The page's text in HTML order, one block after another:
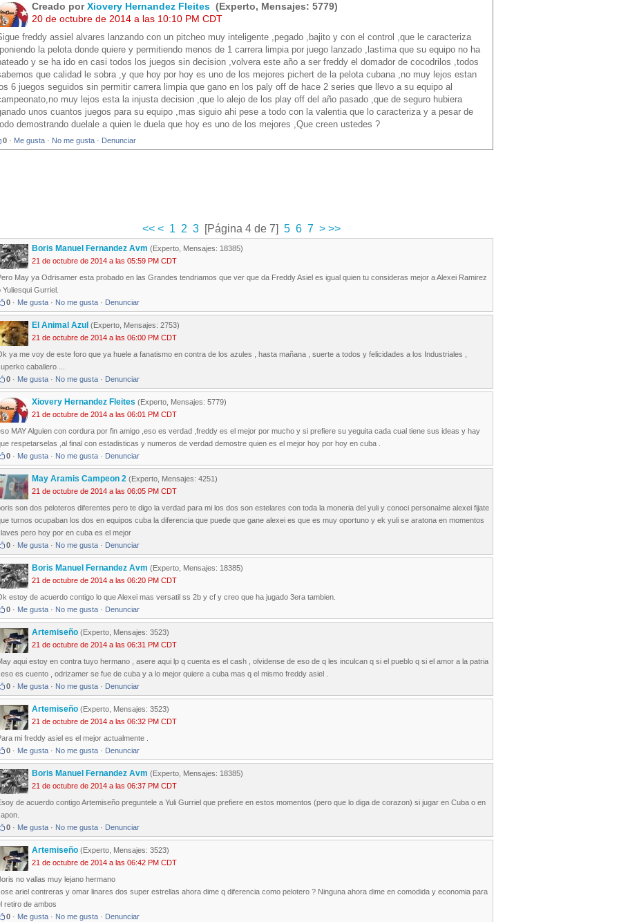
Creado porXiovery Hernandez Fleites (Experto, Mensajes: 5779)
20 de octubre de 2014 a las 10:10 PM CDT
freddy assiel alvares lanzando con un pitcheo muy inteligente ,pegado ,bajito y con el control ,que le caracteriza
la pelota donde quiere y permitiendo menos de 1 carrera limpia por juego lanzado ,lastima que su equipo no ha
y se ha ido en casi todos los juegos sin decision ,volvera este año a ser freddy el domador de cocodrilos ,todos
que calidad le sobra ,y que hoy por hoy es uno de los mejores pichert de la pelota cubana ,no muy lejos estan
6 juegos seguidos sin permitir carrera limpia que gano en los paly off de hace 2 series que llevo a su equipo al
muy lejos esta la injusta decision ,que lo alejo de los play off del año pasado ,que de seguro hubiera
unos cuantos juegos para su equipo ,mas siguio ahi pese a todo con la valentia que lo caracteriza y a pesar de
demostrando duelale a quien le duela que hoy es uno de los mejores ,Que creen ustedes ?
0 · Me gusta · No me gusta · Denunciar
<< < 1 2 3 [Página 4 de 7] 5 6 7 >>>
Boris Manuel Fernandez Avm (Experto, Mensajes: 18385)
21 de octubre de 2014 a las 05:59 PM CDT
May ya Odrisamer esta probado en las Grandes tendriamos que ver que da Freddy Asiel es igual quien tu consideras mejor a Alexei Ramirez
Yuliesqui Gurriel.
0 · Me gusta · No me gusta · Denunciar
El Animal Azul (Experto, Mensajes: 2753)
21 de octubre de 2014 a las 06:00 PM CDT
ya me voy de este foro que ya huele a fanatismo en contra de los azules , hasta mañana , suerte a todos y felicidades a los Industriales ,
caballero ...
0 · Me gusta · No me gusta · Denunciar
Xiovery Hernandez Fleites (Experto, Mensajes: 5779)
21 de octubre de 2014 a las 06:01 PM CDT
MAY Alguien con cordura por fin amigo ,eso es verdad ,freddy es el mejor por mucho y si prefiere su yeguita cada cual tiene sus ideas y hay
respetarselas ,al final con estadisticas y numeros de verdad demostre quien es el mejor hoy por hoy en cuba .
0 · Me gusta · No me gusta · Denunciar
May Aramis Campeon 2 (Experto, Mensajes: 4251)
21 de octubre de 2014 a las 06:05 PM CDT
son dos peloteros diferentes pero te digo la verdad para mi los dos son estelares con toda la moneria del yuli y conoci personalme alexei fijate
turnos ocupaban los dos en equipos cuba la diferencia que puede que gane alexei es que es muy oportuno y ek yuli se aratona en momentos
pero hoy por en cuba es el mejor
0 · Me gusta · No me gusta · Denunciar
Boris Manuel Fernandez Avm (Experto, Mensajes: 18385)
21 de octubre de 2014 a las 06:20 PM CDT
estoy de acuerdo contigo lo que Alexei mas versatil ss 2b y cf y creo que ha jugado 3era tambien.
0 · Me gusta · No me gusta · Denunciar
Artemiseño (Experto, Mensajes: 3523)
21 de octubre de 2014 a las 06:31 PM CDT
aqui estoy en contra tuyo hermano , asere aqui lp q cuenta es el cash , olvidense de eso de q les inculcan q si el pueblo q si el amor a la patria
, eso es cuento , odrizamer se fue de cuba y a lo mejor quiere a cuba mas q el mismo freddy asiel .
0 · Me gusta · No me gusta · Denunciar
Artemiseño (Experto, Mensajes: 3523)
21 de octubre de 2014 a las 06:32 PM CDT
mi freddy asiel es el mejor actualmente .
0 · Me gusta · No me gusta · Denunciar
Boris Manuel Fernandez Avm (Experto, Mensajes: 18385)
21 de octubre de 2014 a las 06:37 PM CDT
de acuerdo contigo Artemiseño preguntele a Yuli Gurriel que prefiere en estos momentos (pero que lo diga de corazon) si jugar en Cuba o en
0 · Me gusta · No me gusta · Denunciar
Artemiseño (Experto, Mensajes: 3523)
21 de octubre de 2014 a las 06:42 PM CDT
no vallas muy lejano hermano
ariel contreras y omar linares dos super estrellas ahora dime q diferencia como pelotero ? Ninguna ahora dime en comodida y economia para
retiro de ambos
0 · Me gusta · No me gusta · Denunciar